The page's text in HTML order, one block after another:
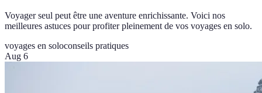
Voyager seul peut être une aventure enrichissante. Voici nos
meilleures astuces pour profiter pleinement de vos voyages en solo.
voyages en soloconseils pratiques
Aug 6